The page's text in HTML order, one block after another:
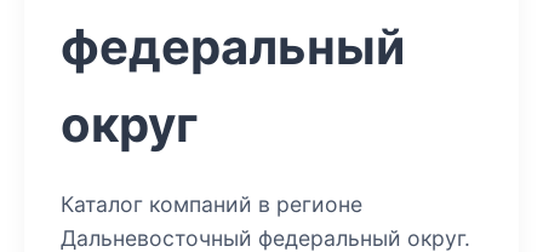
федеральный
округ
Каталог компаний в регионе
Дальневосточный федеральный округ.